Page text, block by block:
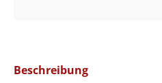
Beschreibung